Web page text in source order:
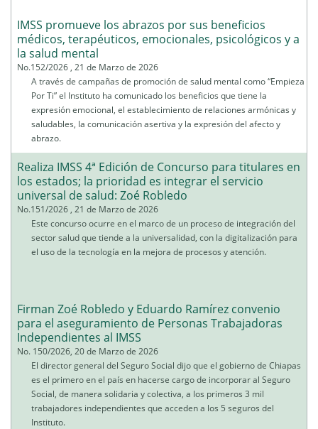
IMSS promueve los abrazos por sus beneficios
médicos, terapéuticos, emocionales, psicológicos y a
la salud mental
No.152/2026 , 21 de Marzo de 2026
A través de campañas de promoción de salud mental como “Empieza
Por Ti” el Instituto ha comunicado los beneficios que tiene la
expresión emocional, el establecimiento de relaciones armónicas y
saludables, la comunicación asertiva y la expresión del afecto y
abrazo.
Realiza IMSS 4ª Edición de Concurso para titulares en
los estados; la prioridad es integrar el servicio
universal de salud: Zoé Robledo
No.151/2026 , 21 de Marzo de 2026
Este concurso ocurre en el marco de un proceso de integración del
sector salud que tiende a la universalidad, con la digitalización para
el uso de la tecnología en la mejora de procesos y atención.
Firman Zoé Robledo y Eduardo Ramírez convenio
para el aseguramiento de Personas Trabajadoras
Independientes al IMSS
No. 150/2026, 20 de Marzo de 2026
El director general del Seguro Social dijo que el gobierno de Chiapas
es el primero en el país en hacerse cargo de incorporar al Seguro
Social, de manera solidaria y colectiva, a los primeros 3 mil
trabajadores independientes que acceden a los 5 seguros del
Instituto.